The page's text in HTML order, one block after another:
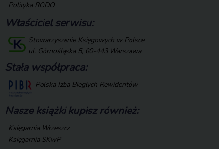
Polityka RODO
Właściciel serwisu:
Stowarzyszenie Księgowych w Polsce
ul. Górnośląska 5, 00-443 Warszawa
Stała współpraca:
Polska Izba Biegłych Rewidentów
Nasze książki kupisz również:
Księgarnia Wrzeszcz
Księgarnia SKwP